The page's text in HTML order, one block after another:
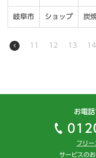
岐阜市 ショップ 炭
11 12 13 14
お電
フリ
サービスの